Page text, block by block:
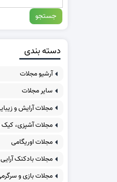
دسته بندی
آرشیو مجلات
سایر مجلات
مجلات آرایش و
مجلات آشپزی، کیک
مجلات اوریگامی
مجلات بادکنک آرایی
مجلات بازی و